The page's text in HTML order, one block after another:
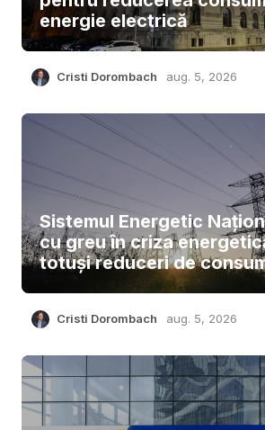
energie electrică
Cristi Dorombach aug. 5, 2026
Sistemul Energetic
cu greu în criza
totuși reduceri de
Cristi Dorombach aug. 5, 2026